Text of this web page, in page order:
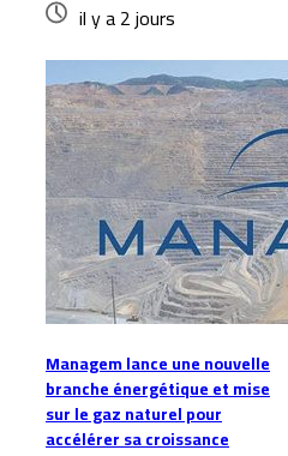
il y a 2 jours
Managem lance une nouvelle
branche énergétique et mise
sur le gaz naturel pour
accélérer sa croissance